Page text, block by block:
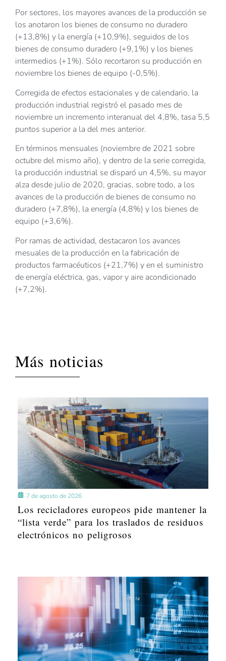
Por sectores, los mayores avances de la producción se
los anotaron los bienes de consumo no duradero
(+13,8%) y la energía (+10,9%), seguidos de los
bienes de consumo duradero (+9,1%) y los bienes
intermedios (+1%). Sólo recortaron su producción en
noviembre los bienes de equipo (-0,5%).
Corregida de efectos estacionales y de calendario, la
producción industrial registró el pasado mes de
noviembre un incremento interanual del 4,8%, tasa 5,5
puntos superior a la del mes anterior.
En términos mensuales (noviembre de 2021 sobre
octubre del mismo año), y dentro de la serie corregida,
la producción industrial se disparó un 4,5%, su mayor
alza desde julio de 2020, gracias, sobre todo, a los
avances de la producción de bienes de consumo no
duradero (+7,8%), la energía (4,8%) y los bienes de
equipo (+3,6%).
Por ramas de actividad, destacaron los avances
mesuales de la producción en la fabricación de
productos farmacéuticos (+21,7%) y en el suministro
de energía eléctrica, gas, vapor y aire acondicionado
(+7,2%).
Más noticias
7 de agosto de 2026
Los recicladores europeos pide mantener la
“lista verde” para los traslados de residuos
electrónicos no peligrosos